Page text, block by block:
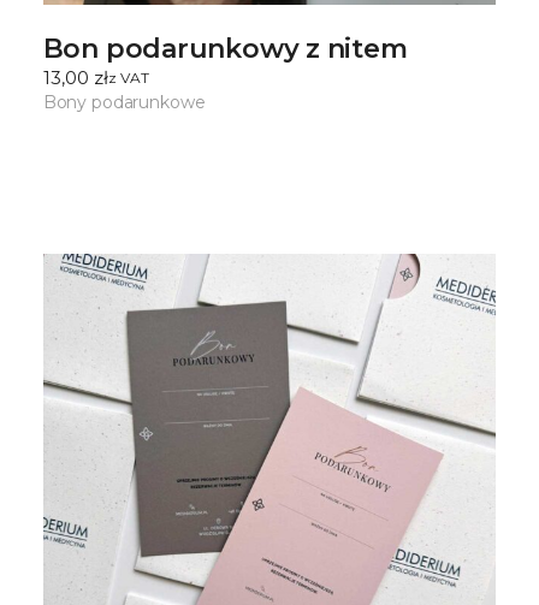
Bon podarunkowy z nitem
13,00 złㅤz VAT
Bony podarunkowe